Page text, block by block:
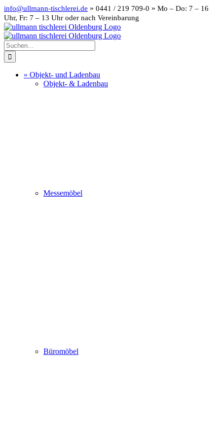
Zum
Inhalt
springen
info@ullmann-tischlerei.de » 0441 / 219 709-0 » Mo – Do: 7 – 16
Uhr, Fr: 7 – 13 Uhr oder nach Vereinbarung
Instagram
LinkedIn
Suche
nach:
» Objekt- und Ladenbau
Objekt- & Ladenbau
Messemöbel
Büromöbel